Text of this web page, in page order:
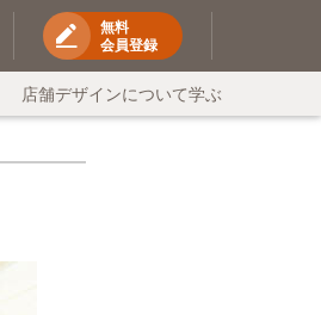
無料
会員登録
店舗デザインについて学ぶ